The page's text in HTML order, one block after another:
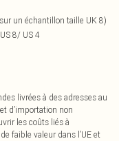
un échantillon taille UK 8)
8/ US 4
livrées à des adresses au
d’importation non
les coûts liés à
faible valeur dans l’UE et